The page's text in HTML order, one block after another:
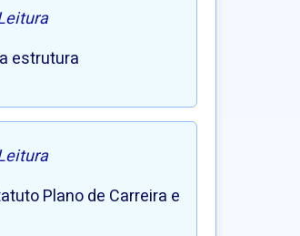
estrutura
Plano de Carreira e